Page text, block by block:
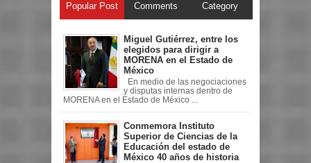
Popular Post Comments Category
Miguel Gutiérrez, entre los
elegidos para dirigir a
MORENA en el Estado de
México
En medio de las negociaciones
y disputas internas dentro de
MORENA en el Estado de México ...
Conmemora Instituto
Superior de Ciencias de la
Educación del estado de
México 40 años de historia